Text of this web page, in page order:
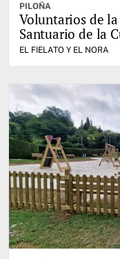
PILOÑA
Voluntarios de
Santuario de la
EL FIELATO Y EL NORA